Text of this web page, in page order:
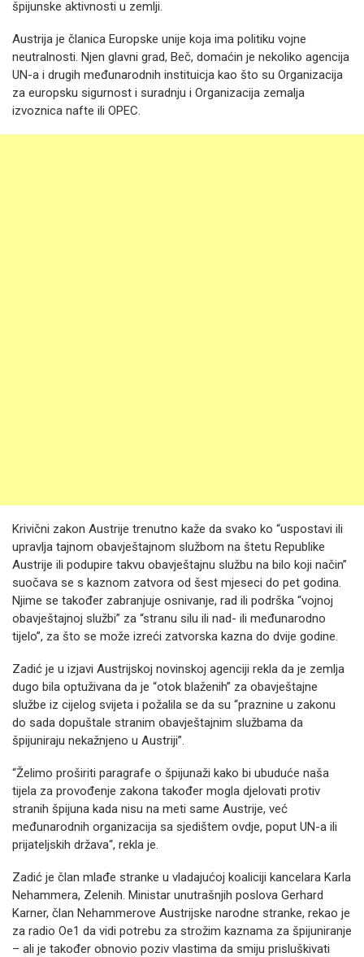
špijunske aktivnosti u zemlji.
Austrija je članica Europske unije koja ima politiku vojne
neutralnosti. Njen glavni grad, Beč, domaćin je nekoliko agencija
UN-a i drugih međunarodnih instituicja kao što su Organizacija
za europsku sigurnost i suradnju i Organizacija zemalja
izvoznica nafte ili OPEC.
Krivični zakon Austrije trenutno kaže da svako ko “uspostavi ili
upravlja tajnom obavještajnom službom na štetu Republike
Austrije ili podupire takvu obavještajnu službu na bilo koji način”
suočava se s kaznom zatvora od šest mjeseci do pet godina.
Njime se također zabranjuje osnivanje, rad ili podrška “vojnoj
obavještajnoj službi” za “stranu silu ili nad- ili međunarodno
tijelo”, za što se može izreći zatvorska kazna do dvije godine.
Zadić je u izjavi Austrijskoj novinskoj agenciji rekla da je zemlja
dugo bila optuživana da je “otok blaženih” za obavještajne
službe iz cijelog svijeta i požalila se da su “praznine u zakonu
do sada dopuštale stranim obavještajnim službama da
špijuniraju nekažnjeno u Austriji”.
“Želimo proširiti paragrafe o špijunaži kako bi ubuduće naša
tijela za provođenje zakona također mogla djelovati protiv
stranih špijuna kada nisu na meti same Austrije, već
međunarodnih organizacija sa sjedištem ovdje, poput UN-a ili
prijateljskih država“, rekla je.
Zadić je član mlađe stranke u vladajućoj koaliciji kancelara Karla
Nehammera, Zelenih. Ministar unutrašnjih poslova Gerhard
Karner, član Nehammerove Austrijske narodne stranke, rekao je
za radio Oe1 da vidi potrebu za strožim kaznama za špijuniranje
– ali je također obnovio poziv vlastima da smiju prisluškivati